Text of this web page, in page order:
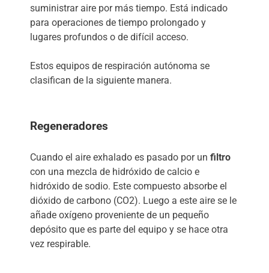
suministrar aire por más tiempo. Está indicado
para operaciones de tiempo prolongado y
lugares profundos o de difícil acceso.
Estos equipos de respiración autónoma se
clasifican de la siguiente manera.
Regeneradores
Cuando el aire exhalado es pasado por un filtro
con una mezcla de hidróxido de calcio e
hidróxido de sodio. Este compuesto absorbe el
dióxido de carbono (CO2). Luego a este aire se le
añade oxígeno proveniente de un pequeño
depósito que es parte del equipo y se hace otra
vez respirable.